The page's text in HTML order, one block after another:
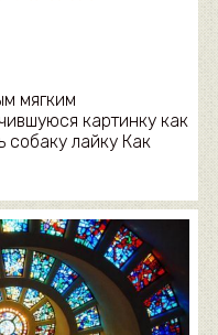
мягким
картинку как
собаку лайку Как